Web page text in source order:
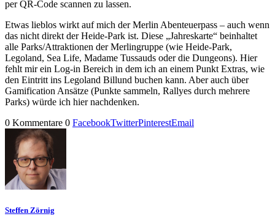
per QR-Code scannen zu lassen.
Etwas lieblos wirkt auf mich der Merlin Abenteuerpass – auch wenn
das nicht direkt der Heide-Park ist. Diese „Jahreskarte“ beinhaltet
alle Parks/Attraktionen der Merlingruppe (wie Heide-Park,
Legoland, Sea Life, Madame Tussauds oder die Dungeons). Hier
fehlt mir ein Log-in Bereich in dem ich an einem Punkt Extras, wie
den Eintritt ins Legoland Billund buchen kann. Aber auch über
Gamification Ansätze (Punkte sammeln, Rallyes durch mehrere
Parks) würde ich hier nachdenken.
0 Kommentare 0 FacebookTwitterPinterestEmail
Steffen Zörnig